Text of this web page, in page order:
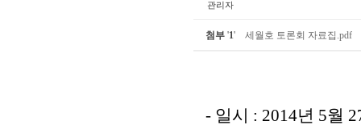
관리자
첨부 '1' 세월호 토론회 자료집.pdf
- 일시 : 2014년 5월